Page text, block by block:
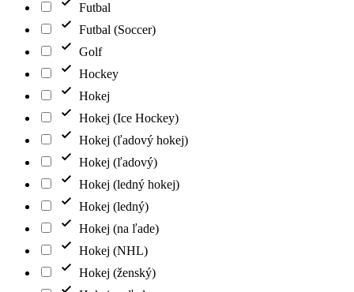
Futbal
Futbal (Soccer)
Golf
Hockey
Hokej
Hokej (Ice Hockey)
Hokej (ľadový hokej)
Hokej (ľadový)
Hokej (ledný hokej)
Hokej (ledný)
Hokej (na ľade)
Hokej (NHL)
Hokej (ženský)